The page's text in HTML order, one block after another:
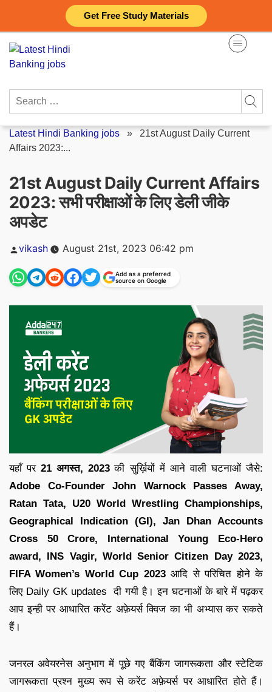
Get Free Study Materials
content
Search
Latest Hindi Banking jobs » 21st August Daily Current
Affairs 2023:...
21st August Daily Current Affairs
2023: सभी परीक्षाओं के लिए डेली जीके
अपडेट
Posted
vikash August 21st, 2023 06:42 pm
Add as a preferred
source on Google
यहाँ पर21 अगस्त,2023 की सुर्ख़ियों में आने वाली घटनाओं जैसे:
Adobe Co-Founder John Warnock Passes Away,
Ratan Tata, U20 World Wrestling Championships,
Geographical Indication (GI), Jan Dhan Accounts
Cross 50 Crore, International Young Eco-Hero
award, INS Vagir, World Senior Citizen Day 2023,
FIFA Women’s World Cup 2023आदि से परिचित होने के
लिए Daily GK updates दी गयी है। इन घटनाओं के बारे में पढ़कर
आप इन्ही पर आधारित करेंट अफ़ेयर्स क्विज का भी अभ्यास कर सकते
हैं।
जनरल अवेयरनेस अनुभाग में पूछे गए बैंकिंग जागरूकता और स्टेटिक
जागरूकता प्रश्न मुख्य रूप से करेंट अफ़ेयर्स पर आधारित होते हैं।